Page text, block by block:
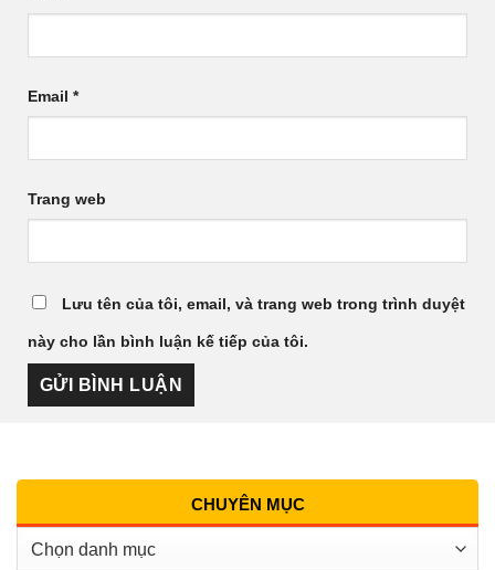
Email *
Trang web
Lưu tên của tôi, email, và trang web trong trình duyệt
này cho lần bình luận kế tiếp của tôi.
CHUYÊN MỤC